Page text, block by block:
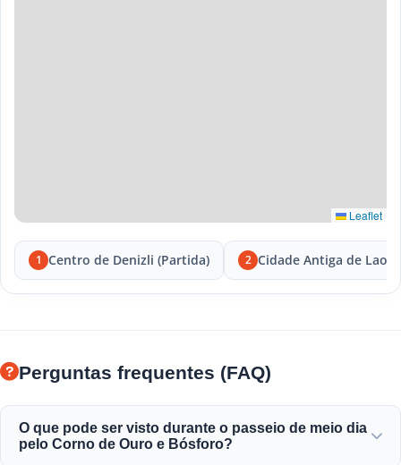
Leaflet
1 Centro de Denizli (Partida) 2 Cidade Antiga de
Perguntas frequentes (FAQ)
O que pode ser visto durante o passeio de meio dia
pelo Corno de Ouro e Bósforo?